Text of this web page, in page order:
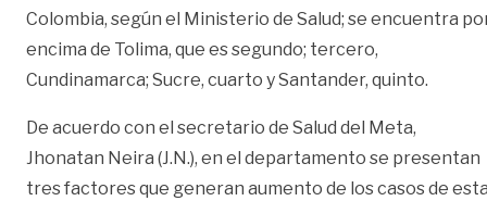
Colombia, según el Ministerio de Salud; se encuentra
encima de Tolima, que es segundo; tercero,
Cundinamarca; Sucre, cuarto y Santander, quinto.
De acuerdo con el secretario de Salud del Meta,
Jhonatan Neira (J.N.), en el departamento se presentan
tres factores que generan aumento de los casos de